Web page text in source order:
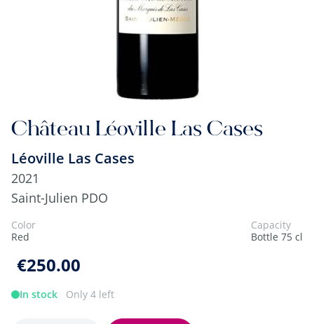
Château Léoville Las Cases
Léoville Las Cases
2021
Saint-Julien PDO
Color
Red
Capacity
Bottle 75 cl
€250.00
In stock Only 4 left